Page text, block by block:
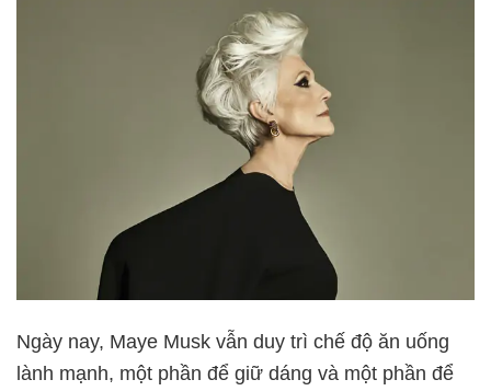
Ngày nay, Maye Musk vẫn duy trì chế độ ăn uống
lành mạnh, một phần để giữ dáng và một phần để